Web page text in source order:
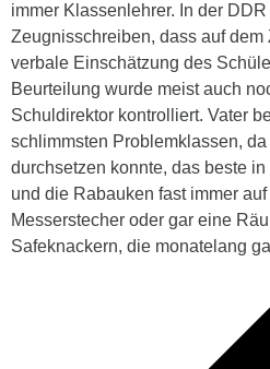
immer Klassenlehrer. In der
Zeugnisschreiben, dass auf
verbale Einschätzung des
Beurteilung wurde meist auch
Schuldirektor kontrolliert. Vater
schlimmsten Problemklassen,
durchsetzen konnte, das beste
und die Rabauken fast immer
Messerstecher oder gar eine
Safeknackern, die monatelang